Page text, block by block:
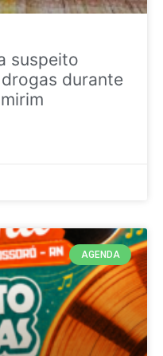
suspeito
durante
AGENDA